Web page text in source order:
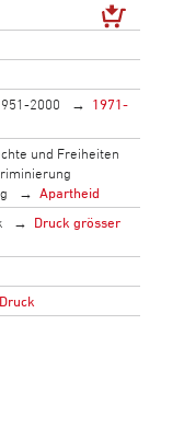
2000
1971-
und Freiheiten
Apartheid
Druck grösser